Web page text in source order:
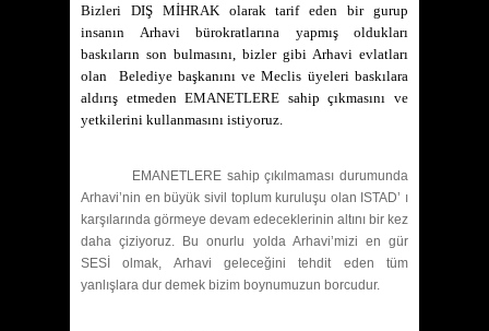
Bizleri DIŞ MİHRAK olarak tarif eden bir gurup
insanın Arhavi bürokratlarına yapmış oldukları
baskıların son bulmasını, bizler gibi Arhavi evlatları
olan Belediye başkanını ve Meclis üyeleri baskılara
aldırış etmeden EMANETLERE sahip çıkmasını ve
yetkilerini kullanmasını istiyoruz.
EMANETLERE sahip çıkılmaması durumunda
Arhavi’nin en büyük sivil toplum kuruluşu olan ISTAD’ ı
karşılarında görmeye devam edeceklerinin altını bir kez
daha çiziyoruz. Bu onurlu yolda Arhavi’mizi en gür
SESİ olmak, Arhavi geleceğini tehdit eden tüm
yanlışlara dur demek bizim boynumuzun borcudur.